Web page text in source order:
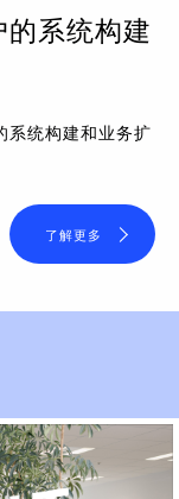
系统构建
系统构建和业务扩
了解更多